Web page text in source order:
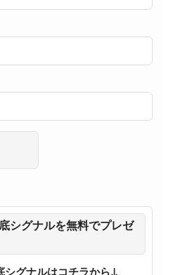
シグナルを無料でプレゼ
シグナルはコチラから↓